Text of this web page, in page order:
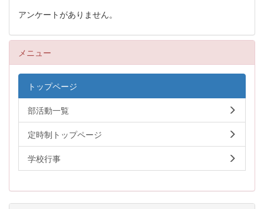
アンケートがありません。
メニュー
トップページ
部活動一覧
定時制トップページ
学校行事